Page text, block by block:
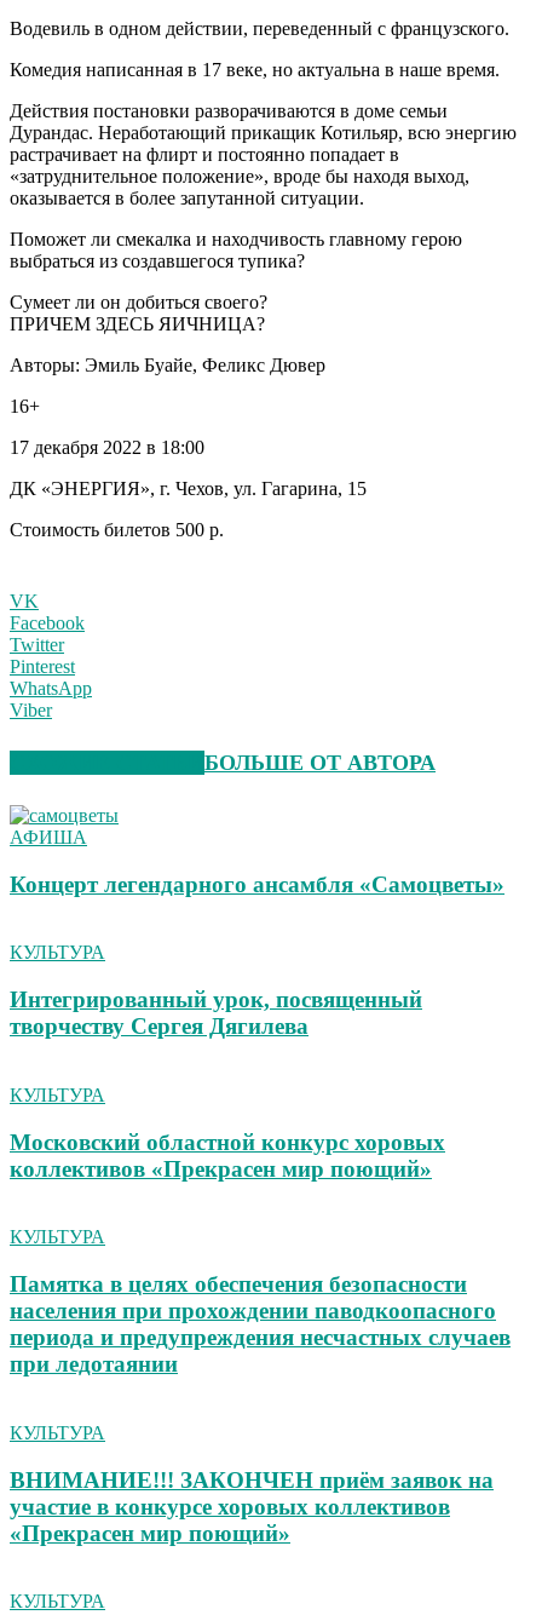
Водевиль в одном действии, переведенный с французского.
Комедия написанная в 17 веке, но актуальна в наше время.
Действия постановки разворачиваются в доме семьи
Дурандас. Неработающий прикащик Котильяр, всю энергию
растрачивает на флирт и постоянно попадает в
«затруднительное положение», вроде бы находя выход,
оказывается в более запутанной ситуации.
Поможет ли смекалка и находчивость главному герою
выбраться из создавшегося тупика?
Сумеет ли он добиться своего?
ПРИЧЕМ ЗДЕСЬ ЯИЧНИЦА?
Авторы: Эмиль Буайе, Феликс Дювер
16+
17 декабря 2022 в 18:00
ДК «ЭНЕРГИЯ», г. Чехов, ул. Гагарина, 15
Стоимость билетов 500 р.
VK
Facebook
Twitter
Pinterest
WhatsApp
Viber
БОЛЬШЕ ОТ АВТОРА
АФИША
Концерт легендарного ансамбля «Самоцветы»
КУЛЬТУРА
Интегрированный урок, посвященный
творчеству Сергея Дягилева
КУЛЬТУРА
Московский областной конкурс хоровых
коллективов «Прекрасен мир поющий»
КУЛЬТУРА
Памятка в целях обеспечения безопасности
населения при прохождении паводкоопасного
периода и предупреждения несчастных случаев
при ледотаянии
КУЛЬТУРА
ВНИМАНИЕ!!! ЗАКОНЧЕН приём заявок на
участие в конкурсе хоровых коллективов
«Прекрасен мир поющий»
КУЛЬТУРА